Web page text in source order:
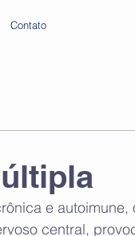
Contato
e
central,